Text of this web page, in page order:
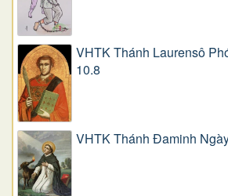
VHTK Thánh Laurensô
10.8
VHTK Thánh Đaminh